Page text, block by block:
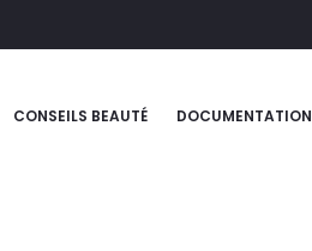
CONSEILS BEAUTÉ DOCUMENTATION